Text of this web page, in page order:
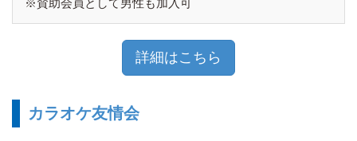
※賛助会員として男性も加入可
詳細はこちら
カラオケ友情会